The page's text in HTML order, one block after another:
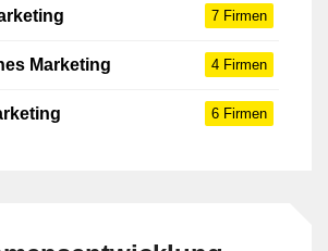
7 Firmen
Marketing 4 Firmen
6 Firmen